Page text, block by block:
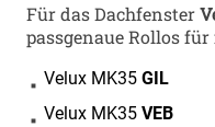
Für das Dachfenster
passgenaue Rollos
Velux MK35GIL
Velux MK35VEB